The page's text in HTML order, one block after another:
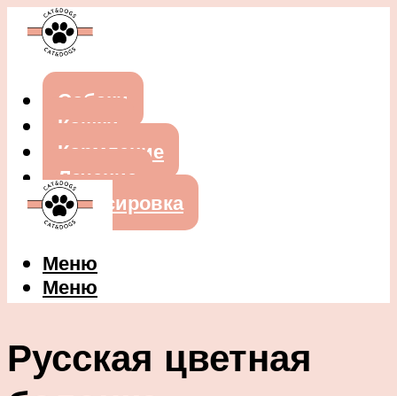
Собаки
Кошки
Кормление
Лечение
Дрессировка
Меню
Меню
Русская цветная